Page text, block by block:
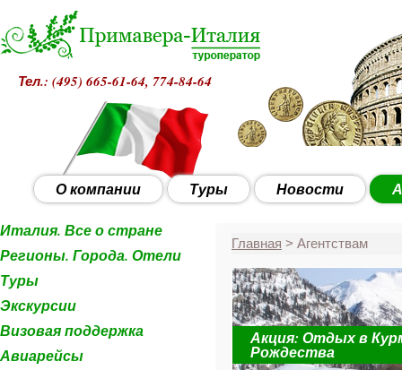
Тел.: (495) 665-61-64, 774-84-64
О компании Туры Новости
Италия. Все о стране
Регионы. Города. Отели
Туры
Экскурсии
Визовая поддержка
Авиарейсы
Главная > Агентствам
декабря
Акция: Отдых в
Рождества